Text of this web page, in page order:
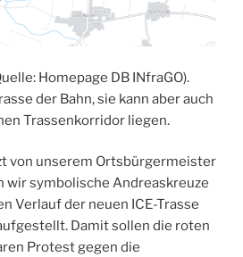
Homepage DB INfraGO).
der Bahn, sie kann aber auch
Trassenkorridor liegen.
von unserem Ortsbürgermeister
wir symbolische Andreaskreuze
Verlauf der neuen ICE-Trasse
Damit sollen die roten
Protest gegen die